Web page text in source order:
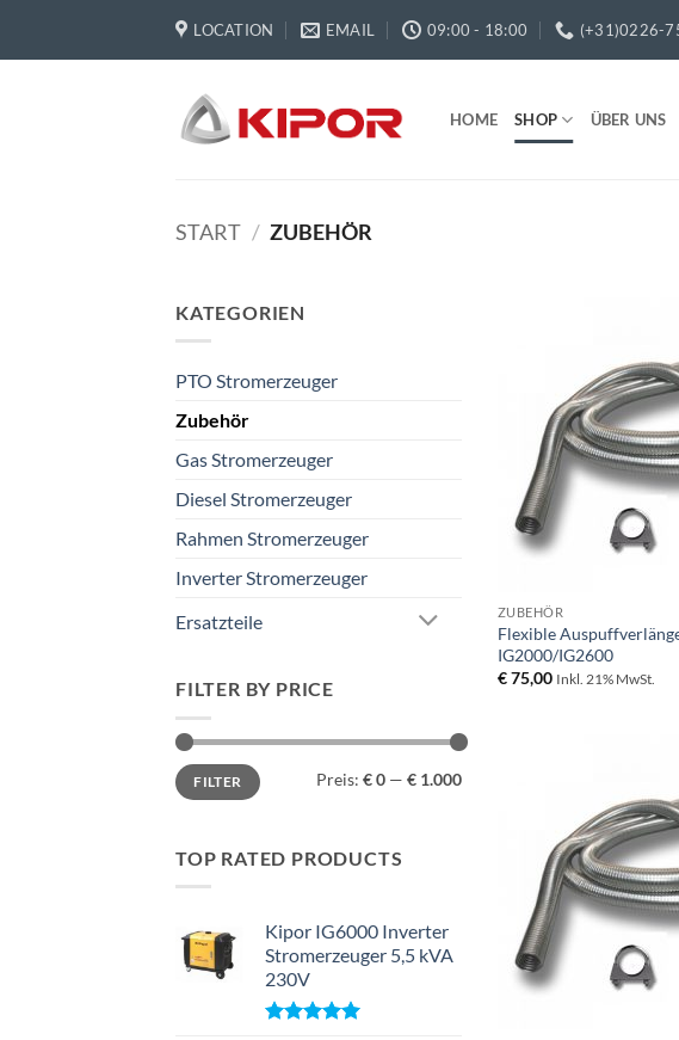
LOCATION EMAIL 09:00 - 18:00 (+31)0226-
HOME SHOP ÜBER UNS
START / ZUBEHÖR
KATEGORIEN
PTO Stromerzeuger
Zubehör
Gas Stromerzeuger
Diesel Stromerzeuger
Rahmen Stromerzeuger
Inverter Stromerzeuger
Ersatzteile
FILTER BY PRICE
Min.
Preis
Max.
PreisFILTER Preis: € 0 — € 1.000
TOP RATED PRODUCTS
Kipor IG6000 Inverter
Stromerzeuger 5,5 kVA
230V
ZUBEHÖR
Flexible
IG2000/IG2600
€75,00 Inkl. 21% MwSt.